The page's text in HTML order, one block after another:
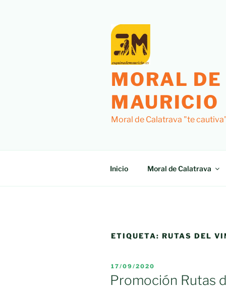
MORAL
MAURICIO
Moral de Calatrava "te
Inicio Moral de Calatrava
ETIQUETA: RUTAS DEL
PUBLICADO
EL
17/09/2020
Promoción Rutas